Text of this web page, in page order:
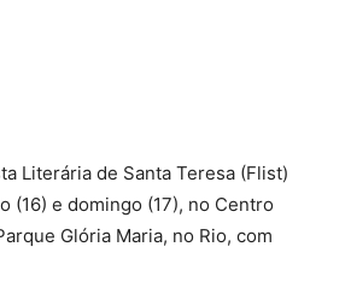
Literária de Santa Teresa (Flist)
(16) e domingo (17), no Centro
Glória Maria, no Rio, com